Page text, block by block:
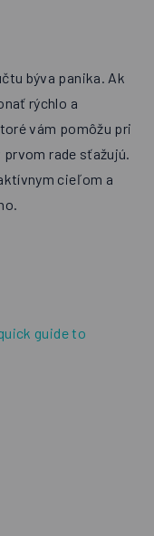
býva panika. Ak
rýchlo a
vám pomôžu pri
rade sťažujú.
cieľom a
guide to